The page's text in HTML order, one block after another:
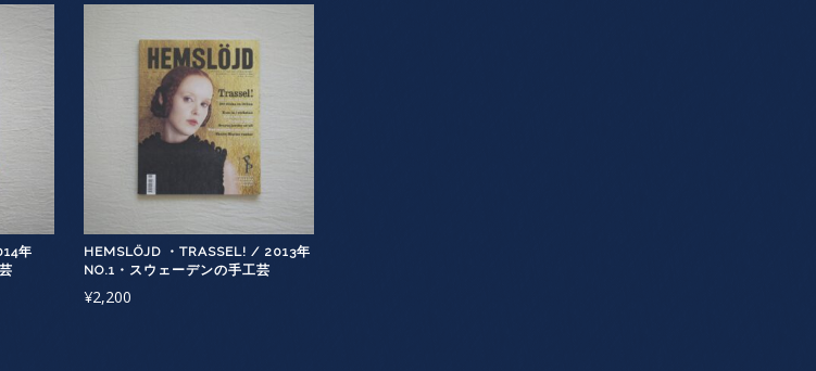
年
HEMSLÖJD ・TRASSEL! / 2013年
NO.1・スウェーデンの手工芸
¥2,200